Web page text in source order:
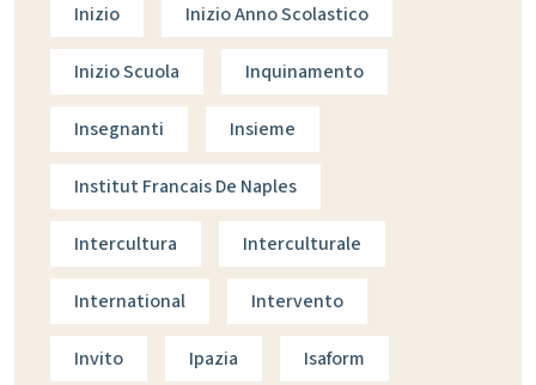
Inizio Inizio Anno Scolastico
Inizio Scuola Inquinamento
Insegnanti Insieme
Institut Francais De Naples
Intercultura Interculturale
International Intervento
Invito Ipazia Isaform